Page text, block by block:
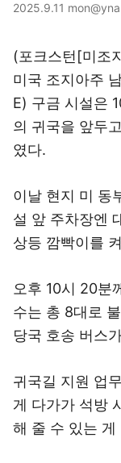
2025.9.11
(포크스턴[미조
미국 조지아주
E) 구금 시설은
의 귀국을 앞두
였다.
이날 현지 미 동
설 앞 주차장엔
상등 깜빡이를
오후 10시 20분
수는 총 8대로
당국 호송 버스
귀국길 지원 업
게 다가가 석방
해 줄 수 있는